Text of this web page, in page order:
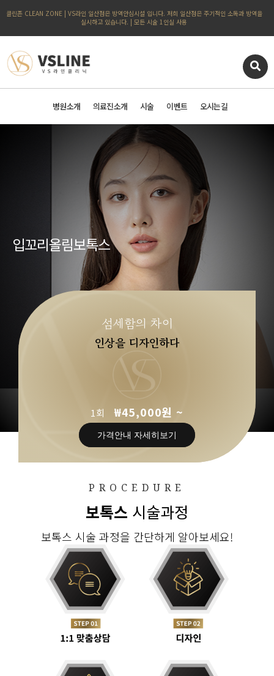
클린존 CLEAN ZONE | VS라인 일산점은 방역안심시설 입니다. 저희 일산점은 주기적인 소독과 방역을
실시하고 있습니다. | 모든 시술 1인실 사용
병원소개 의료진소개 시술 이벤트 오시는길
입꼬리올림보톡스
섬세함의 차이
인상을 디자인하다
1회 ₩45,000원 ~
가격안내 자세히보기
PROCEDURE
보톡스 시술과정
보톡스 시술 과정을 간단하게 알아보세요!